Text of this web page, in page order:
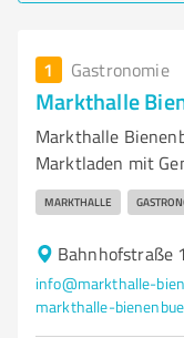
1 Gastronomie
Markthalle
Markthalle
Marktladen mit
MARKTHALLE
Bahnhofstraße
info@markthalle-
markthalle-